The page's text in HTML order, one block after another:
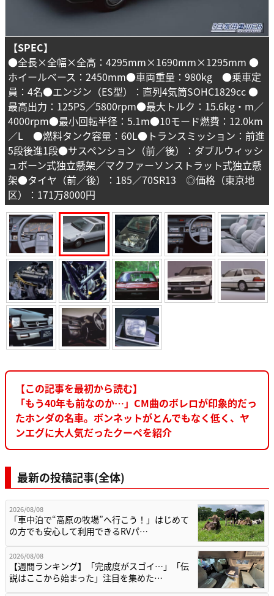
【SPEC】
●全長×全幅×全高：4295mm×1690mm×1295mm ●
ホイールベース：2450mm●車両重量：980kg ●乗車定
員：4名●エンジン（ES型）：直列4気筒SOHC1829cc ●
最高出力：125PS／5800rpm●最大トルク：15.6kg・m／
4000rpm●最小回転半径：5.1m●10モード燃費：12.0km
／L ●燃料タンク容量：60L●トランスミッション：前進
5段後進1段●サスペンション（前／後）：ダブルウィッシ
ュボーン式独立懸架／マクファーソンストラット式独立懸
架●タイヤ（前／後）：185／70SR13 ◎価格（東京地
区）：171万8000円
【この記事を最初から読む】
「もう40年も前なのか…」CM曲のボレロが印象的だっ
たホンダの名車。ボンネットがとんでもなく低く、ヤ
ンエグに大人気だったクーペを紹介
最新の投稿記事(全体)
2026/08/08
「車中泊で“高原の牧場”へ行こう！」はじめて
の方でも安心して利用できるRVパ…
2026/08/08
【週間ランキング】「完成度がスゴイ…」「伝
説はここから始まった」注目を集めた…